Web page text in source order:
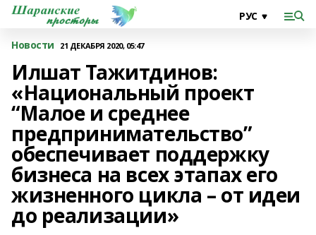
Новости 21 ДЕКАБРЯ 2020, 05:47
Илшат Тажитдинов:
«Национальный проект
“Малое и среднее
предпринимательство”
обеспечивает поддержку
бизнеса на всех этапах его
жизненного цикла – от идеи
до реализации»